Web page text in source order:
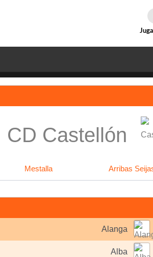
CD Castellón
Mestalla Arribas
Alanga
Alba